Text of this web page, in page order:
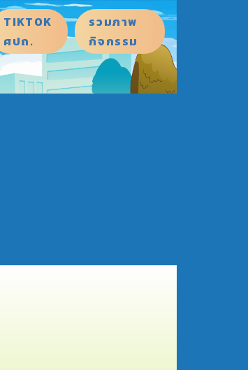
TIKTOK
ศปถ.
รวมภาพ
กิจกรรม